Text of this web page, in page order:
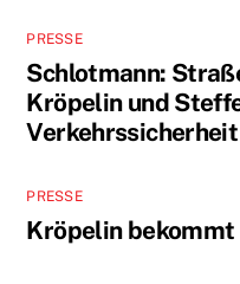
PRESSE
Schlotmann:
Kröpelin und
PRESSE
Kröpelin